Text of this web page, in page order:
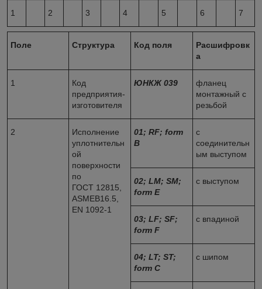
1 2 3 4 5 6 7
Поле Структура Код поля
Расшифровк
а
1
Код
предприятия-
изготовителя
ЮНКЖ 039
фланец
монтажный с
резьбой
2
Исполнение
уплотнительн
ой
поверхности
по
ГОСТ 12815,
ASMEB16.5,
EN 1092-1
01; RF; form
B
с
соединительн
ым выступом
02; LM; SM;
form E
с выступом
03; LF; SF;
form F
с впадиной
04; LT; ST;
form C
с шипом